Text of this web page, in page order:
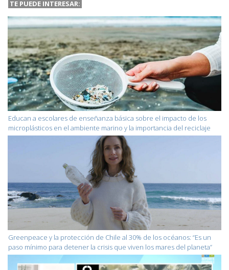
TE PUEDE INTERESAR:
Educan a escolares de enseñanza básica sobre el impacto de los
microplásticos en el ambiente marino y la importancia del reciclaje
Greenpeace y la protección de Chile al 30% de los océanos: “Es un
paso mínimo para detener la crisis que viven los mares del planeta”